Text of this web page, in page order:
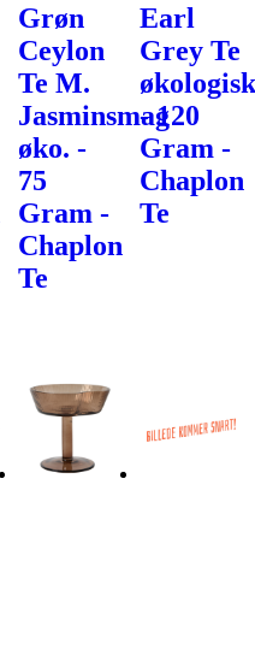
Grøn
Ceylon
Te M.
Jasminsmag
øko. -
75
Gram -
Chaplon
Te
Earl
Grey Te
økologisk
- 120
Gram -
Chaplon
Te